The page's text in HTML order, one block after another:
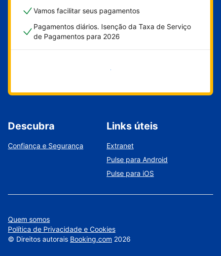
Vamos facilitar seus pagamentos
Pagamentos diários. Isenção da Taxa de Serviço
de Pagamentos para 2026
Comece agora
Descubra
Confiança e Segurança
Links úteis
Extranet
Pulse para Android
Pulse para iOS
Quem somos
Política de Privacidade e Cookies
© Direitos autorais Booking.com 2026